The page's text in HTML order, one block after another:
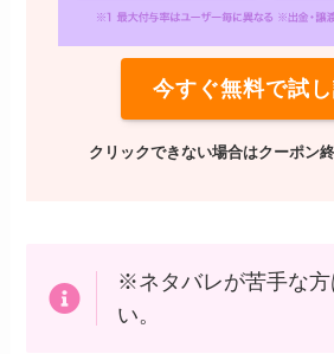
今すぐ無料で試
クリックできない場合はクーポン終
※ネタバレが苦手な方
い。